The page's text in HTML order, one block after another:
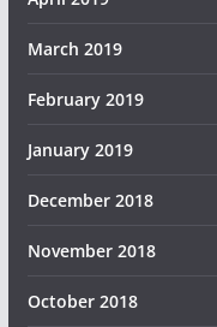
March 2019
February 2019
January 2019
December 2018
November 2018
October 2018